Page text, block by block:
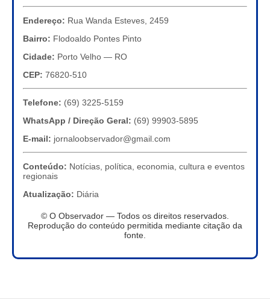
Endereço: Rua Wanda Esteves, 2459
Bairro: Flodoaldo Pontes Pinto
Cidade: Porto Velho — RO
CEP: 76820-510
Telefone: (69) 3225-5159
WhatsApp / Direção Geral: (69) 99903-5895
E-mail: jornaloobservador@gmail.com
Conteúdo: Notícias, política, economia, cultura e eventos
regionais
Atualização: Diária
© O Observador — Todos os direitos reservados.
Reprodução do conteúdo permitida mediante citação da
fonte.